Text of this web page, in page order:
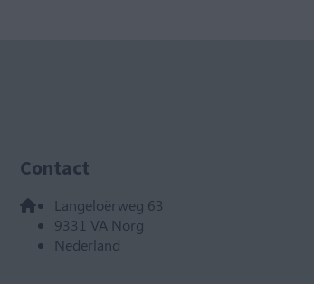
Contact
Langeloërweg 63
9331 VA Norg
Nederland